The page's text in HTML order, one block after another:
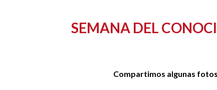
SEMANA DEL
Compartimos algunas